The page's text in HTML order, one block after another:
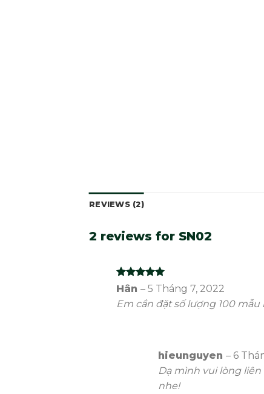
REVIEWS (2)
2 reviews for SN02
Rated
5
out of 5
Hân – 5 Tháng 7, 2022
Em cần đặt số lượng 100
hieunguyen – 6
Dạ mình vui lòng
nhe!